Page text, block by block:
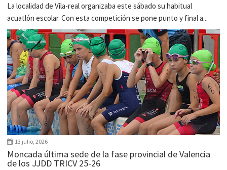
La localidad de Vila-real organizaba este sábado su habitual
acuatlón escolar. Con esta competición se pone punto y final a...
13 julio, 2026
Moncada última sede de la fase provincial de Valencia
de los JJDD TRICV 25-26